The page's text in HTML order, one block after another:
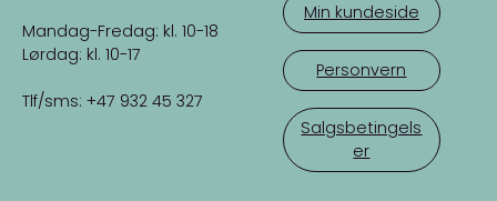
Mandag-Fredag: kl. 10-18
Lørdag: kl. 10-17
Tlf/sms: +47 932 45 327
Min kundeside
Personvern
Salgsbetingels
er